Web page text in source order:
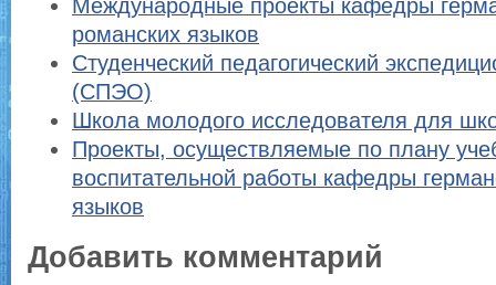
Международные проекты кафедры
романских языков
Студенческий педагогический
(СПЭО)
Школа молодого исследователя для
Проекты, осуществляемые по плану
воспитательной работы кафедры
языков
Добавить комментарий